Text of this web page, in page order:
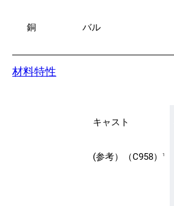
銅 バル
材料特性
キャスト
(参考）（C958）1